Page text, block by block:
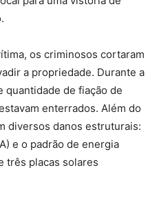
os criminosos cortaram
a propriedade. Durante a
quantidade de fiação de
enterrados. Além do
diversos danos estruturais:
e o padrão de energia
três placas solares